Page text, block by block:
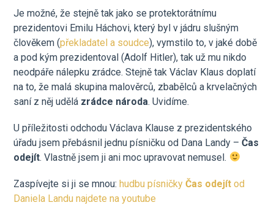
Je možné, že stejně tak jako se protektorátnímu
prezidentovi Emilu Háchovi, který byl v jádru slušným
člověkem (překladatel a soudce), vymstilo to, v jaké době
a pod kým prezidentoval (Adolf Hitler), tak už mu nikdo
neodpáře nálepku zrádce. Stejně tak Václav Klaus doplatí
na to, že malá skupina malověrců, zbabělců a krvelačných
saní z něj udělá zrádce národa. Uvidíme.
U příležitosti odchodu Václava Klause z prezidentského
úřadu jsem přebásnil jednu písničku od Dana Landy –Čas
odejít. Vlastně jsem ji ani moc upravovat nemusel.
Zaspívejte si ji se mnou:hudbu písničkyČas odejít od
Daniela Landu najdete na youtube